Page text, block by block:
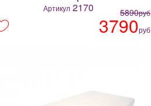
Артикул 2170 5890руб
3790руб